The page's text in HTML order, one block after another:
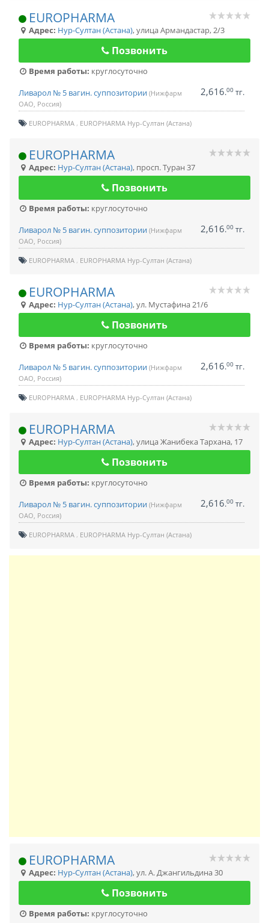
EUROPHARMA
Адрес: Нур-Султан (Астана),улица Армандастар, 2/3
Позвонить
Время работы: круглосуточно
Ливарол № 5 вагин. суппозитории (Нижфарм
ОАО, Россия)
2,616.00 тг.
EUROPHARMA EUROPHARMA Нур-Султан (Астана)
EUROPHARMA
Адрес: Нур-Султан (Астана), просп. Туран 37
Позвонить
Время работы: круглосуточно
Ливарол № 5 вагин. суппозитории (Нижфарм
ОАО, Россия)
2,616.00 тг.
EUROPHARMA EUROPHARMA Нур-Султан (Астана)
EUROPHARMA
Адрес: Нур-Султан (Астана),ул. Мустафина 21/6
Позвонить
Время работы: круглосуточно
Ливарол № 5 вагин. суппозитории (Нижфарм
ОАО, Россия)
2,616.00 тг.
EUROPHARMA EUROPHARMA Нур-Султан (Астана)
EUROPHARMA
Адрес: Нур-Султан (Астана),улица Жанибека Тархана, 17
Позвонить
Время работы: круглосуточно
Ливарол № 5 вагин. суппозитории (Нижфарм
ОАО, Россия)
2,616.00 тг.
EUROPHARMA EUROPHARMA Нур-Султан (Астана)
EUROPHARMA
Адрес: Нур-Султан (Астана),ул. А. Джангильдина 30
Позвонить
Время работы: круглосуточно